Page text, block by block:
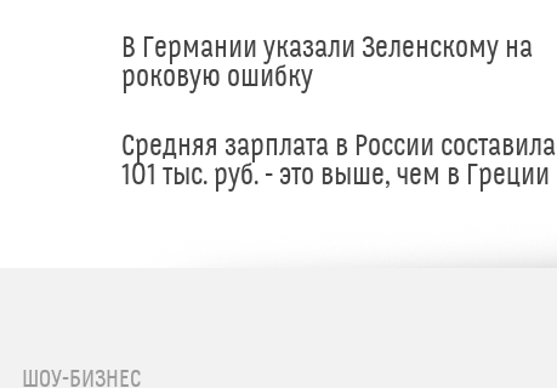
В Германии указали Зеленскому на
роковую ошибку
Средняя зарплата в России составила
101 тыс. руб. - это выше, чем в Греции
ШОУ-БИЗНЕС